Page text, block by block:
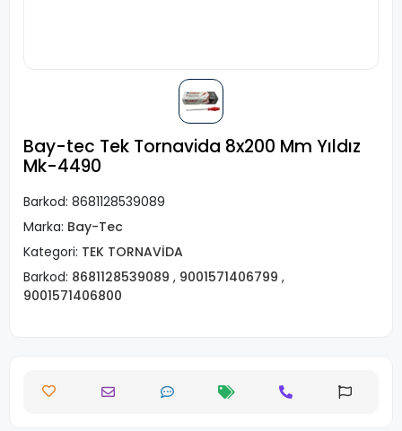
Bay-tec Tek Tornavida 8x200 Mm Yıldız
Mk-4490
Barkod: 8681128539089
Marka: Bay-Tec
Kategori: TEK TORNAVİDA
Barkod: 8681128539089 , 9001571406799 ,
9001571406800